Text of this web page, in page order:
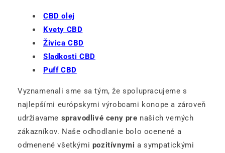
CBD olej
Kvety CBD
Živica CBD
Sladkosti CBD
Puff CBD
Vyznamenali sme sa tým, že spolupracujeme s
najlepšími európskymi výrobcami konope a zároveň
udržiavame spravodlivé ceny pre našich verných
zákazníkov. Naše odhodlanie bolo ocenené a
odmenené všetkými pozitívnymi a sympatickými